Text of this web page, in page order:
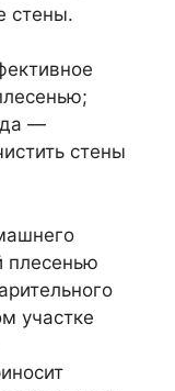
стены.
—
стены
плесенью
участке